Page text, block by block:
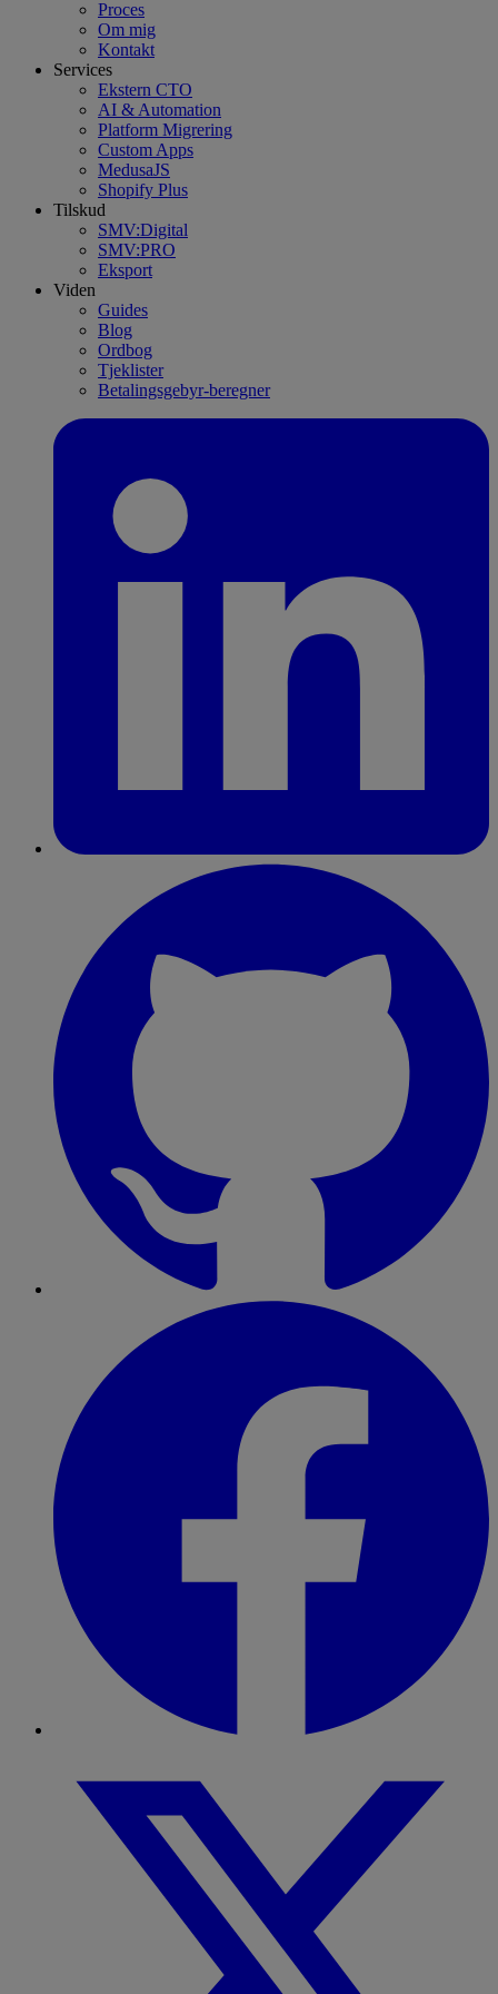
Proces
Om mig
Kontakt
Services
Ekstern CTO
AI & Automation
Platform Migrering
Custom Apps
MedusaJS
Shopify Plus
Tilskud
SMV:Digital
SMV:PRO
Eksport
Viden
Guides
Blog
Ordbog
Tjeklister
Betalingsgebyr-beregner